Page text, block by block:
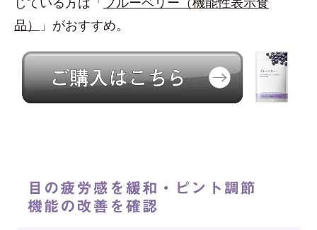
品）
」がおすすめ。